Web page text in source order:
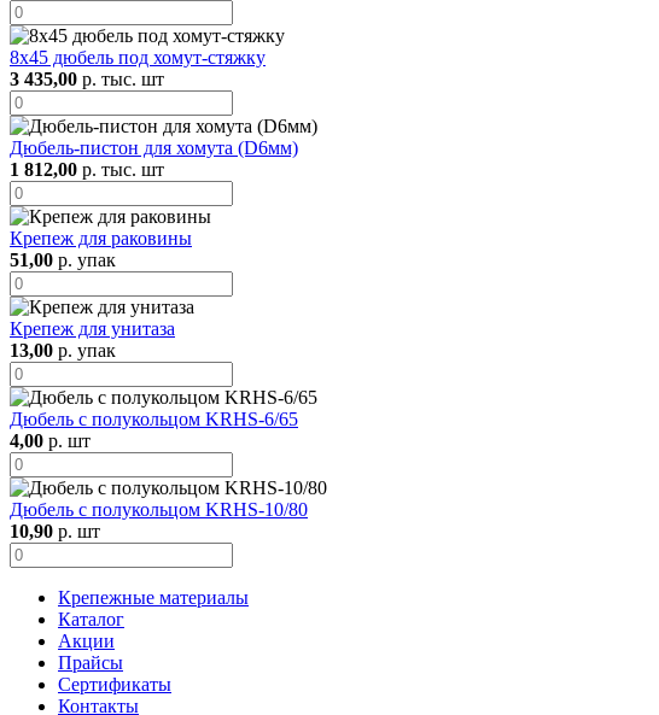
8х45 дюбель под хомут-стяжку
3 435,00 р. тыс. шт
Дюбель-пистон для хомута (D6мм)
1 812,00 р. тыс. шт
Крепеж для раковины
51,00 р. упак
Крепеж для унитаза
13,00 р. упак
Дюбель с полукольцом KRHS-6/65
4,00 р. шт
Дюбель с полукольцом KRHS-10/80
10,90 р. шт
Крепежные материалы
Каталог
Акции
Прайсы
Сертификаты
Контакты